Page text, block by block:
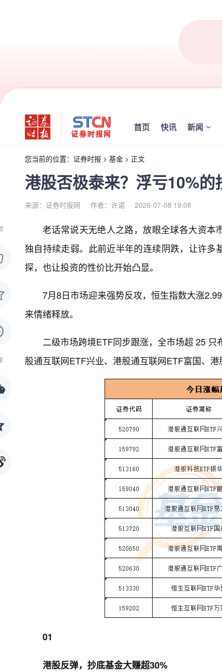
首页 快讯 新闻
您当前的位置： 证券时报 > 基金 > 正文
港股否极泰来？浮亏10%
来源：证券时报网 作者：许诺 2026-07-08 19:08
老话常说天无绝人之路，放眼全球各大资
独自持续走弱。此前近半年的连续阴跌，让许
探，也让投资的性价比开始凸显。
7月8日市场迎来强势反攻，恒生指数大涨
来情绪释放。
二级市场跨境ETF同步跟涨，全市场超 25
股通互联网ETF兴业、港股通互联网ETF富国、
01
港股反弹，抄底基金大赚超30%